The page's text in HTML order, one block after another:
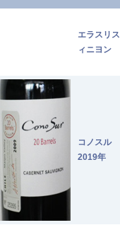
エラスリ
ィニヨン
コノスル
2019年